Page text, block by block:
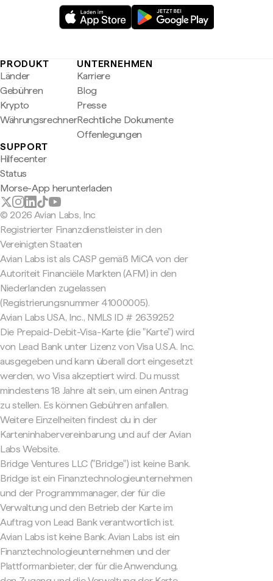
PRODUKT
Länder
Gebühren
Krypto
Währungsrechner
UNTERNEHMEN
Karriere
Blog
Presse
Rechtliche Dokumente
Offenlegungen
SUPPORT
Hilfecenter
Status
Morse-App herunterladen
© 2026 Avian Labs, Inc
Registrierter Finanzdienstleister in den
Vereinigten Staaten
Avian Labs ist als CASP gemäß MiCA von der
Autoriteit Financiële Markten (AFM) in den
Niederlanden zugelassen
(Registrierungsnummer 41000005).
Avian Labs USA, Inc., NMLS ID # 2639252
Die Prepaid-Debit-Visa-Karte (die "Karte") wird
von Lead Bank unter Lizenz von Visa U.S.A. Inc.
ausgegeben und kann überall dort eingesetzt
werden, wo Visa akzeptiert wird. Du musst
mindestens 18 Jahre alt sein, um einen Antrag
zu stellen. Es können Gebühren anfallen.
Weitere Einzelheiten findest du in der
Karteninhabervereinbarung und auf der Avian
Labs Website.
Bridge Ventures LLC ("Bridge") ist keine Bank.
Bridge ist ein Finanztechnologieunternehmen
und der Programmmanager, der für die
Verwaltung und den Betrieb der Karte im
Auftrag von Lead Bank verantwortlich ist.
Avian Labs ist keine Bank. Avian Labs ist ein
Finanztechnologieunternehmen und der
Plattformanbieter, der für die Anwendung,